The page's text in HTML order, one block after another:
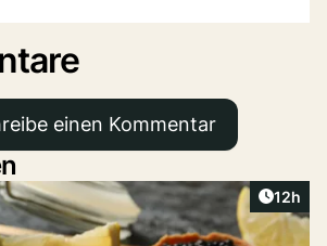
einen Kommentar
Artikel
12h